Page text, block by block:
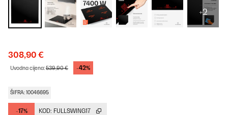
+2
308,90 €
Uvodna cijena:539,90 € -42%
ŠIFRA: 10046695
-17% KOD: FULLSWING17